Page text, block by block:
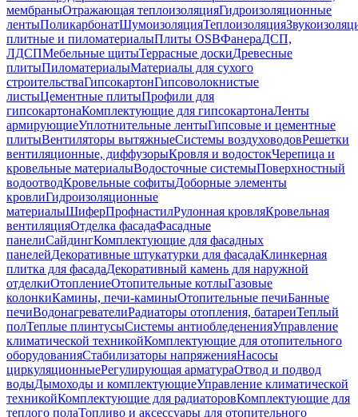
мембраныОтражающая теплоизоляцияГидроизоляционные
лентыПоликарбонатШумоизоляцияТеплоизоляция
плитные и пиломатериалыПлиты OSBФанераДСП,
ЛДСПМебельные щитыТеррасные доскиДревесные
плитыПиломатериалыМатериалы для сухого
строительстваГипсокартонГипсоволокнистые
листыЦементные плитыПрофили для
гипсокартонаКомплектующие для гипсокартонаЛенты
армирующиеУплотнительные лентыГипсовые и цементные
плитыВентиляторы вытяжныеСистемы воздуховодовРешетки
вентиляционные, диффузорыКровля и водостокЧерепица и
кровельные материалыВодосточные системыПоверхностный
водоотводКровельные софитыДоборные элементы
кровлиГидроизоляционные
материалыШиферПрофнастилРулонная кровляКровельная
вентиляцияОтделка фасадаФасадные
панелиСайдингКомплектующие для фасадных
панелейДекоративные штукатурки для фасадаКлинкерная
плитка для фасадаДекоративный камень для наружной
отделкиОтоплениеОтопительные котлыГазовые
колонкиКамины, печи-каминыОтопительные печиБанные
печиВодонагревателиРадиаторы отопления, батареиТеплый
полТеплые плинтусыСистемы антиобледененияУправление
климатической техникойКомплектующие для отопительного
оборудованияСтабилизаторы напряженияНасосы
циркуляционныеРегулирующая арматураОтвод и подвод
водыДымоходы и комплектующиеУправление климатической
техникойКомплектующие для радиаторовКомплектующие для
теплого полаТопливо и аксессуары для отопительного